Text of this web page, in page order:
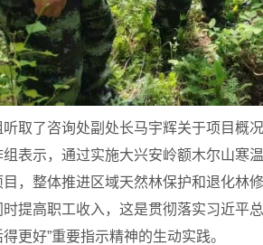
听取了咨询处副处长马宇辉关于项目概
表示，通过实施大兴安岭额木尔山寒
，整体推进区域天然林保护和退化林
提高职工收入，这是贯彻落实习近平
更好”重要指示精神的生动实践。